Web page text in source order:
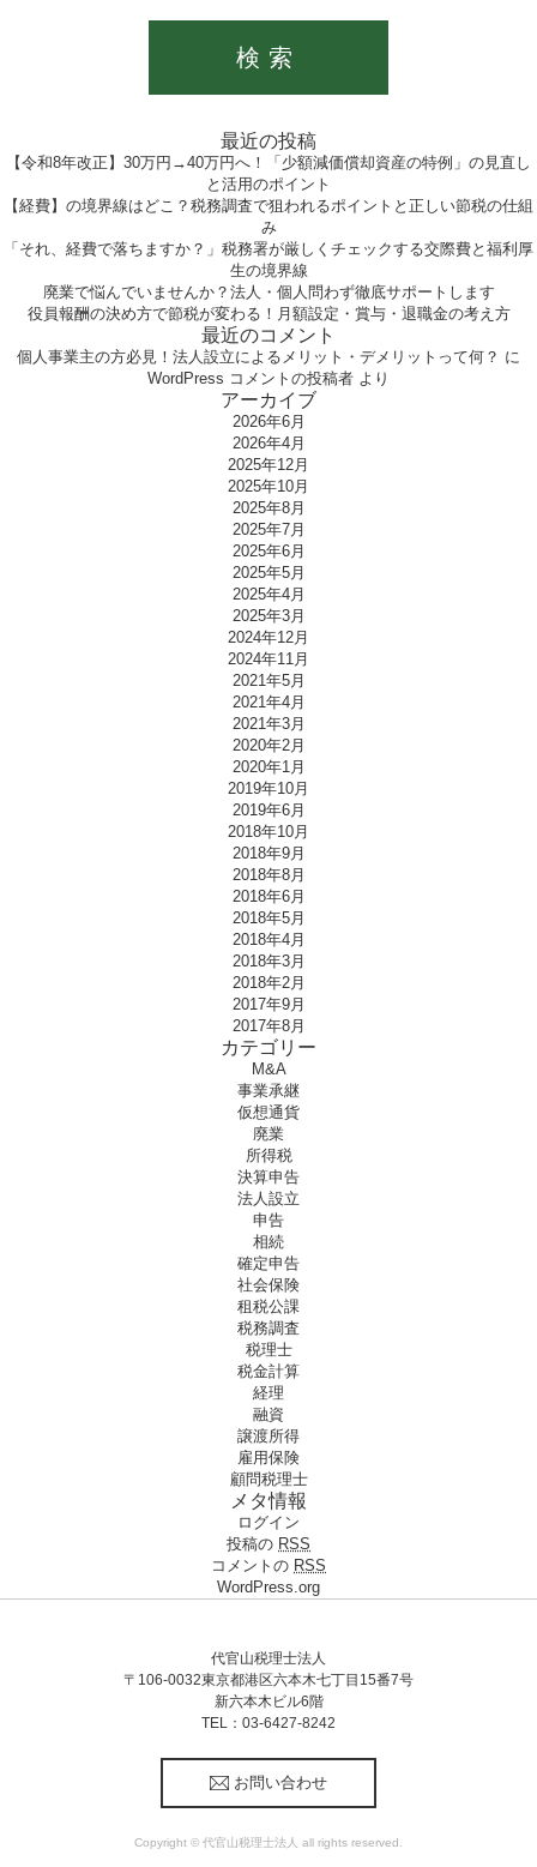
最近の投稿
【令和8年改正】30万円→40万円へ！「少額減価償却資産の特例」の見直し
と活用のポイント
【経費】の境界線はどこ？税務調査で狙われるポイントと正しい節税の仕組
み
「それ、経費で落ちますか？」税務署が厳しくチェックする交際費と福利厚
生の境界線
廃業で悩んでいませんか？法人・個人問わず徹底サポートします
役員報酬の決め方で節税が変わる！月額設定・賞与・退職金の考え方
最近のコメント
個人事業主の方必見！法人設立によるメリット・デメリットって何？ に
WordPress コメントの投稿者 より
アーカイブ
2026年6月
2026年4月
2025年12月
2025年10月
2025年8月
2025年7月
2025年6月
2025年5月
2025年4月
2025年3月
2024年12月
2024年11月
2021年5月
2021年4月
2021年3月
2020年2月
2020年1月
2019年10月
2019年6月
2018年10月
2018年9月
2018年8月
2018年6月
2018年5月
2018年4月
2018年3月
2018年2月
2017年9月
2017年8月
カテゴリー
M&A
事業承継
仮想通貨
廃業
所得税
決算申告
法人設立
申告
相続
確定申告
社会保険
租税公課
税務調査
税理士
税金計算
経理
融資
譲渡所得
雇用保険
顧問税理士
メタ情報
ログイン
投稿の RSS
コメントの RSS
WordPress.org
代官山税理士法人
〒106-0032東京都港区六本木七丁目15番7号
新六本木ビル6階
TEL：03-6427-8242
お問い合わせ
Copyright © 代官山税理士法人 all rights reserved.